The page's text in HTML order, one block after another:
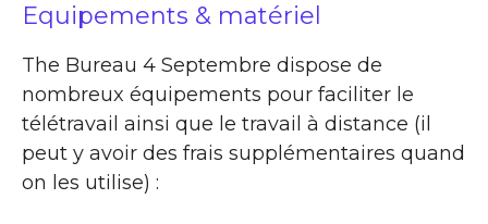
Equipements & matériel
The Bureau 4 Septembre dispose de
nombreux équipements pour faciliter le
télétravail ainsi que le travail à distance (il
peut y avoir des frais supplémentaires quand
on les utilise) :